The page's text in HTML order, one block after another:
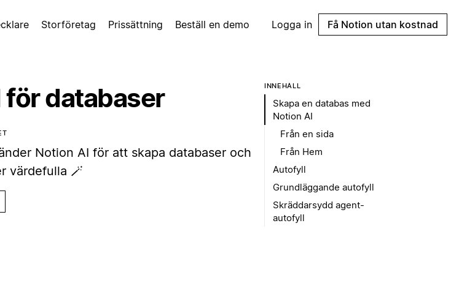
Storföretag Prissättning Beställ en demo Logga in Få Notion utan kostnad
för databaser
Notion AI för att skapa databaser och
värdefulla 🪄
INNEHÅLL
Skapa en databas med
Notion AI
Från en sida
Från Hem
Autofyll
Grundläggande autofyll
Skräddarsydd agent-
autofyll